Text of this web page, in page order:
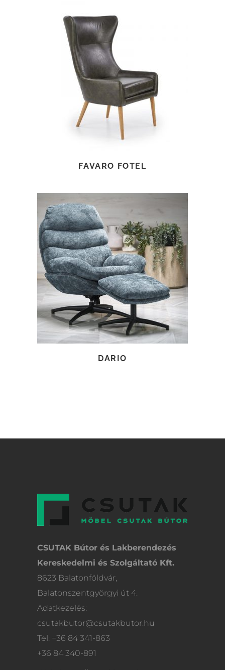
TOVÁBB OLVASOM
FAVARO FOTEL
TOVÁBB OLVASOM
DARIO
CSUTAK Bútor és Lakberendezés
Kereskedelmi és Szolgáltató Kft.
8623 Balatonföldvár,
Balatonszentgyörgyi út 4.
Adatkezelés:
csutakbutor@csutakbutor.hu
Tel: +36 84 341-863
+36 84 340-891